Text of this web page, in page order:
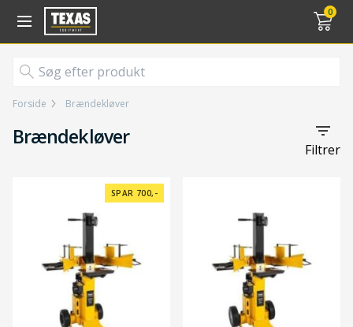
0
Forside Brændekløver
Filtrer
Brændekløver
SPAR 700,-